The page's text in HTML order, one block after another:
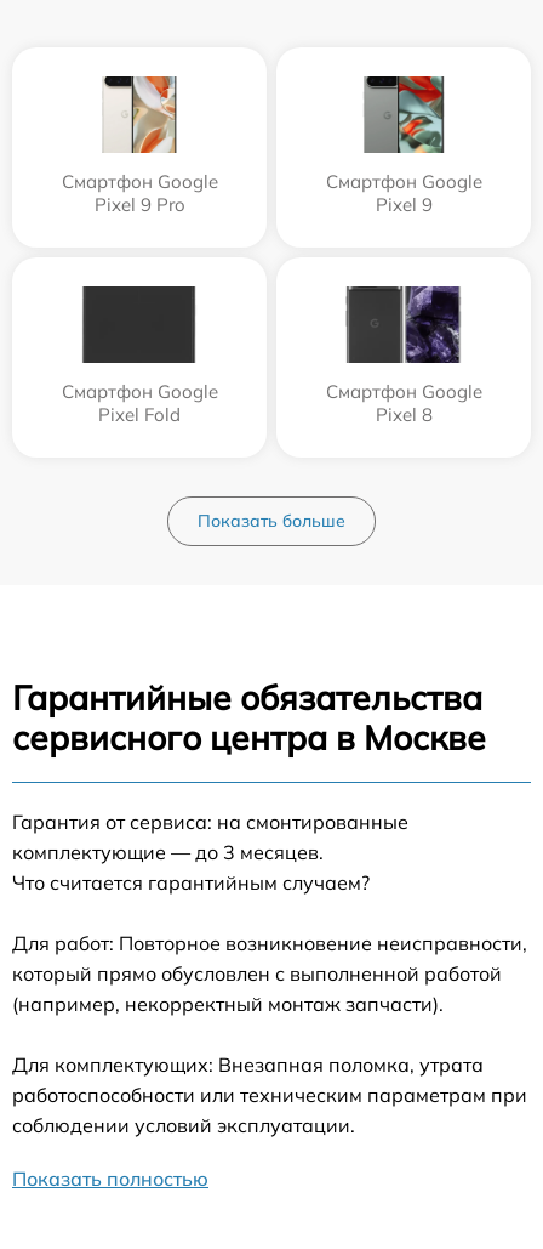
Смартфон Google
Pixel 9 Pro
Смартфон Google
Pixel 9
Смартфон Google
Pixel Fold
Смартфон Google
Pixel 8
Показать больше
Гарантийные обязательства
сервисного центра в Москве
Гарантия от сервиса: на смонтированные
комплектующие — до 3 месяцев.
Что считается гарантийным случаем?
Для работ: Повторное возникновение неисправности,
который прямо обусловлен с выполненной работой
(например, некорректный монтаж запчасти).
Для комплектующих: Внезапная поломка, утрата
работоспособности или техническим параметрам при
соблюдении условий эксплуатации.
Показать полностью